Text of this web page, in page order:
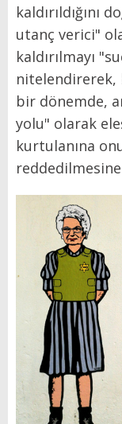
kaldırıldığını
utanç verici"
kaldırılmayı
nitelendirerek,
bir dönemde,
yolu" olarak
kurtulanına